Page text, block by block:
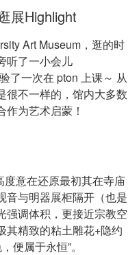
展Highlight
Art Museum，逛的时
听了一小会儿
了一次在 pton 上课～ 从
很不一样的，馆内大多数
为艺术启蒙！
度意在还原最初其在寺庙
音与明器展柜隔开（也是
强调体积，更接近宗教空
其精致的粘土雕花+隐约
便属于永恒”。